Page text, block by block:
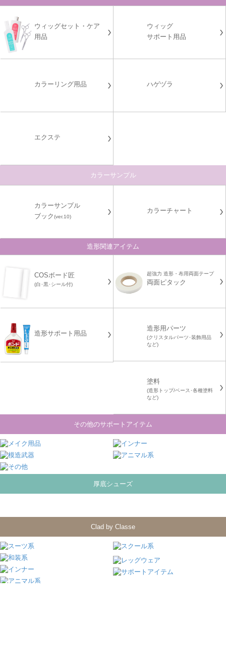
ウィッグセット・ケア
用品
ウィッグ
サポート用品
カラーリング用品 ハゲヅラ
エクステ
カラーサンプル
カラーサンプル
ブック(ver.10)
カラーチャート
造形関連アイテム
COSボード匠
(白･黒･シール付)
超強力 造形・布用両面テープ
両面ピタック
造形サポート用品
造形用パーツ
(クリスタルパーツ･装飾用品
など)
塗料
(造形トップ/ベース･各種塗料
など)
その他のサポートアイテム
厚底シューズ